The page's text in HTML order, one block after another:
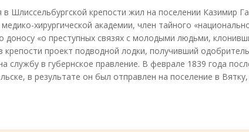
Шлиссельбургской крепости жил на поселении Казимир
хирургической академии, член тайного
доносу «о преступных связях с молодыми людьми,
проект подводной лодки, получивший
службу в губернское правление. В феврале 1839 года
в результате он был отправлен на поселение в